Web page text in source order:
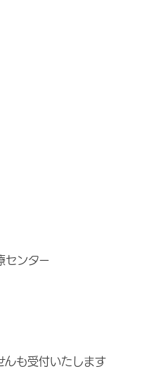
ンター
んも受付いたします